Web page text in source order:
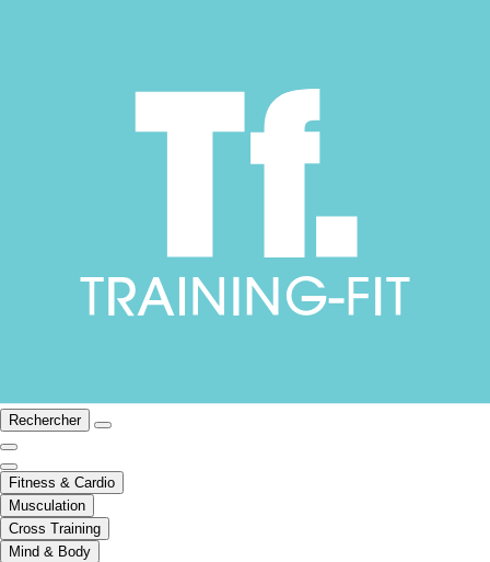
Rechercher
Fitness & Cardio
Musculation
Cross Training
Mind & Body